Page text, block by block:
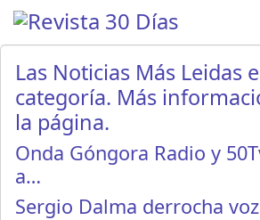
Las Noticias Más Leidas
categoría. Más
la página.
Onda Góngora Radio y
a…
Sergio Dalma derrocha